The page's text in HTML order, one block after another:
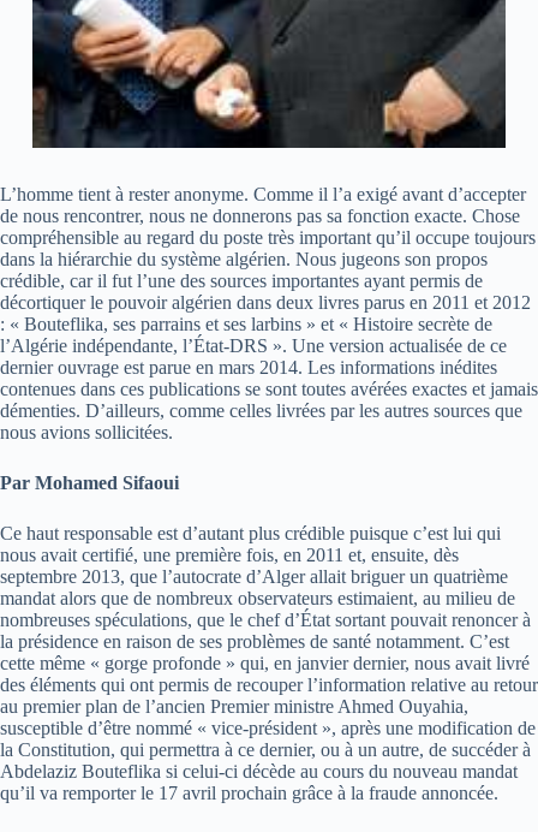
L’homme tient à rester anonyme. Comme il l’a exigé avant d’accepter
de nous rencontrer, nous ne donnerons pas sa fonction exacte. Chose
compréhensible au regard du poste très important qu’il occupe toujours
dans la hiérarchie du système algérien. Nous jugeons son propos
crédible, car il fut l’une des sources importantes ayant permis de
décortiquer le pouvoir algérien dans deux livres parus en 2011 et 2012
: « Bouteflika, ses parrains et ses larbins » et « Histoire secrète de
l’Algérie indépendante, l’État-DRS ». Une version actualisée de ce
dernier ouvrage est parue en mars 2014. Les informations inédites
contenues dans ces publications se sont toutes avérées exactes et jamais
démenties. D’ailleurs, comme celles livrées par les autres sources que
nous avions sollicitées.
Par Mohamed Sifaoui
Ce haut responsable est d’autant plus crédible puisque c’est lui qui
nous avait certifié, une première fois, en 2011 et, ensuite, dès
septembre 2013, que l’autocrate d’Alger allait briguer un quatrième
mandat alors que de nombreux observateurs estimaient, au milieu de
nombreuses spéculations, que le chef d’État sortant pouvait renoncer à
la présidence en raison de ses problèmes de santé notamment. C’est
cette même « gorge profonde » qui, en janvier dernier, nous avait livré
des éléments qui ont permis de recouper l’information relative au retour
au premier plan de l’ancien Premier ministre Ahmed Ouyahia,
susceptible d’être nommé « vice-président », après une modification de
la Constitution, qui permettra à ce dernier, ou à un autre, de succéder à
Abdelaziz Bouteflika si celui-ci décède au cours du nouveau mandat
qu’il va remporter le 17 avril prochain grâce à la fraude annoncée.